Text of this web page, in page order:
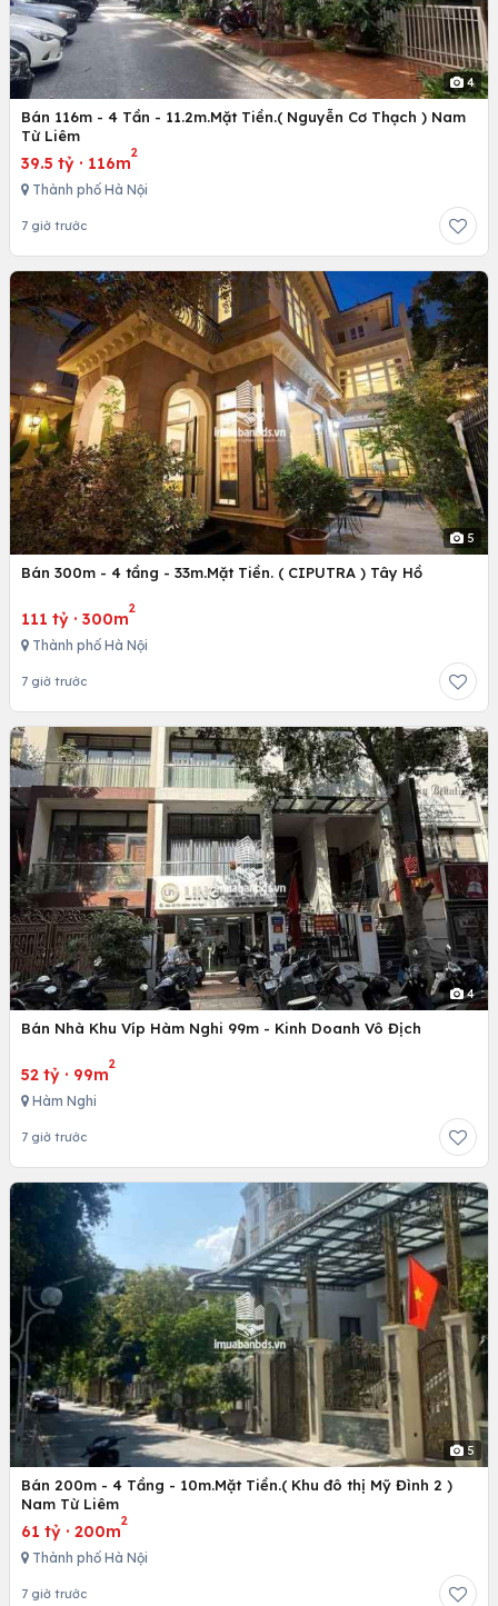
4
Bán 116m - 4 Tần - 11.2m.Mặt Tiền.( Nguyễn Cơ Thạch ) Nam
Từ Liêm
39.5 tỷ · 116m
2
Thành phố Hà Nội
7 giờ trước
5
Bán 300m - 4 tầng - 33m.Mặt Tiền. ( CIPUTRA ) Tây Hồ
111 tỷ · 300m
2
Thành phố Hà Nội
7 giờ trước
4
Bán Nhà Khu Víp Hàm Nghi 99m - Kinh Doanh Vô Địch
52 tỷ · 99m
2
Hàm Nghi
7 giờ trước
5
Bán 200m - 4 Tầng - 10m.Mặt Tiền.( Khu đô thị Mỹ Đình 2 )
Nam Từ Liêm
61 tỷ · 200m
2
Thành phố Hà Nội
7 giờ trước